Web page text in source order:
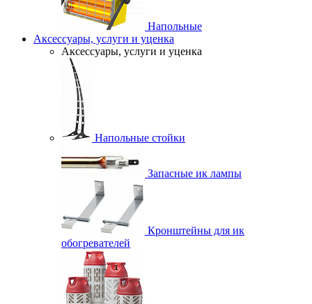
Напольные
Аксессуары, услуги и уценка
Аксессуары, услуги и уценка
Напольные стойки
Запасные ик лампы
Кронштейны для ик
обогревателей